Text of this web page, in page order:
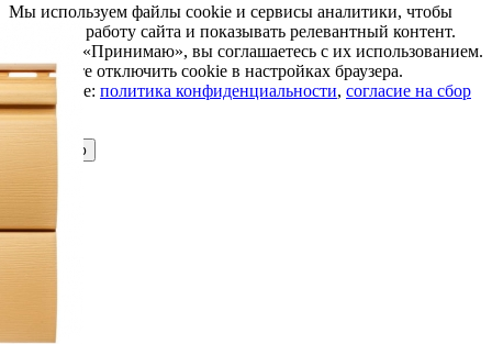
Мы используем файлы cookie и сервисы аналитики, чтобы
улучшить работу сайта и показывать релевантный контент.
Нажимая «Принимаю», вы соглашаетесь с их использованием.
Вы можете отключить cookie в настройках браузера.
Подробнее: политика конфиденциальности, согласие на сбор
cookie
Принимаю